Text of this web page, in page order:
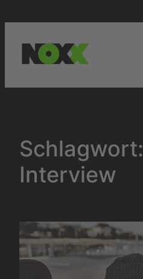
springen
Schlagwort:
Interview